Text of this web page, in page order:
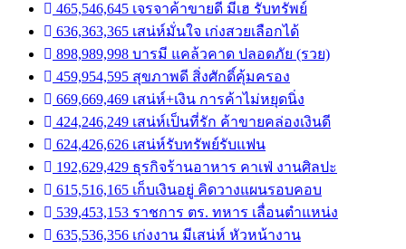
465,546,645 เจรจาค้าขายดี มีเฮ รับทรัพย์
636,363,365 เสน่ห์มั่นใจ เก่งสวยเลือกได้
898,989,998 บารมี แคล้วคาด ปลอดภัย (รวย)
459,954,595 สุขภาพดี สิ่งศักดิ์คุ้มครอง
669,669,469 เสน่ห์+เงิน การค้าไม่หยุดนิ่ง
424,246,249 เสน่ห์เป็นที่รัก ค้าขายคล่องเงินดี
624,426,626 เสน่ห์รับทรัพย์รับแฟน
192,629,429 ธุรกิจร้านอาหาร คาเฟ่ งานศิลปะ
615,516,165 เก็บเงินอยู่ คิดวางแผนรอบคอบ
539,453,153 ราชการ ตร. ทหาร เลื่อนตำแหน่ง
635,536,356 เก่งงาน มีเสน่ห์ หัวหน้างาน